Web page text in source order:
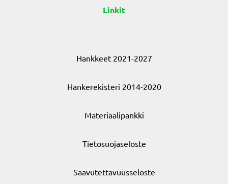
Linkit
Hankkeet 2021-2027
Hankerekisteri 2014-2020
Materiaalipankki
Tietosuojaseloste
Saavutettavuusseloste